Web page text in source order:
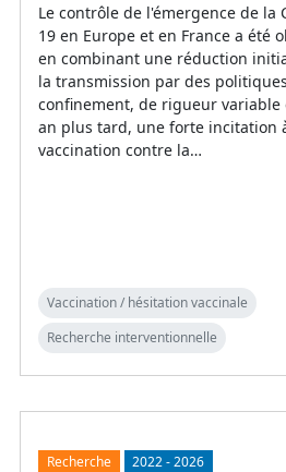
Le contrôle de l'émergence de la
19 en Europe et en France a été
en combinant une réduction
la transmission par des
confinement, de rigueur variable
an plus tard, une forte incitation
vaccination contre la…
Vaccination / hésitation vaccinale
Recherche interventionnelle
Recherche 2022-2026